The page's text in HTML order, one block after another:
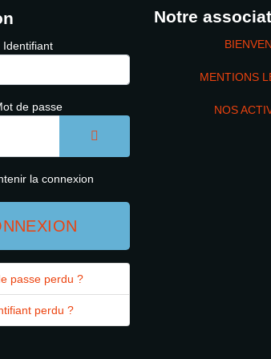
Identifiant
de passe
AFFICHER LE MOT DE
la connexion
passe perdu ?
perdu ?
Notre
MENTIONS
NOS